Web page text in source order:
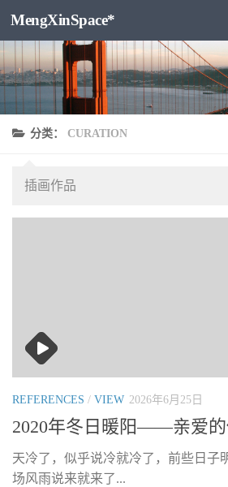
跳至内容
MengXinSpace*
分类： CURATION
插画作品
REFERENCES / VIEW 2026年6月25日
2020年冬日暖阳——亲爱
天冷了，似乎说冷就冷了，前些日子
场风雨说来就来了...